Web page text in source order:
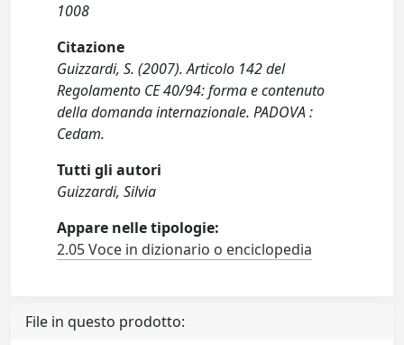
1008
Citazione
Guizzardi, S. (2007). Articolo 142 del
Regolamento CE 40/94: forma e contenuto
della domanda internazionale. PADOVA :
Cedam.
Tutti gli autori
Guizzardi, Silvia
Appare nelle tipologie:
2.05 Voce in dizionario o enciclopedia
File in questo prodotto: